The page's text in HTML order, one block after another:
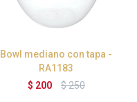
Bowl mediano con tapa -
RA1183
$ 200 $250